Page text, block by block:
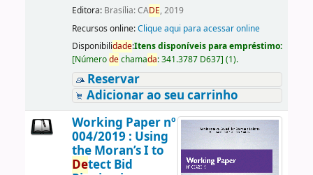
Editora: Brasília: CADE, 2019
Recursos online:Clique aqui para acessar online
Disponibilidade:Itens disponíveis para empréstimo:
[Númerodechamada:341.3787 D637] (1).
Reservar
Adicionar ao seu carrinho
Working Paper nº
004/2019 : Using
the Moran’s I to
Detect Bid